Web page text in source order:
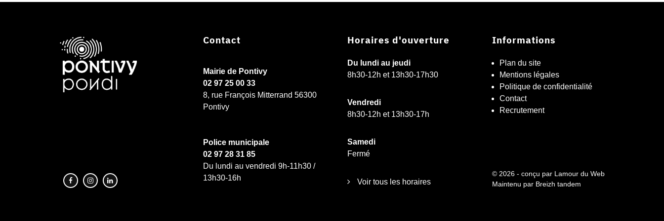
Contact
Mairie de Pontivy
02 97 25 00 33
8, rue François Mitterrand 56300
Pontivy
Police municipale
02 97 28 31 85
Du lundi au vendredi 9h-11h30 /
13h30-16h
Horaires d'ouverture
Du lundi au jeudi
8h30-12h et 13h30-17h30
Vendredi
8h30-12h et 13h30-17h
Samedi
Fermé
Voir tous les horaires
Informations
Plan du site
Mentions légales
Politique de confidentialité
Contact
Recrutement
© 2026 - conçu par Lamour du Web
Maintenu par Breizh tandem